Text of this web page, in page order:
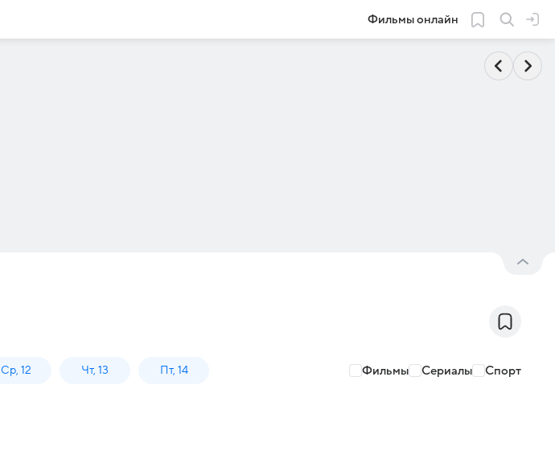
Фильмы онлайн
Ср, 12 Чт, 13 Пт, 14 Фильмы Сериалы Спорт